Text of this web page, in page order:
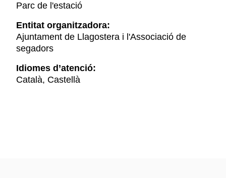
Parc de l'estació
Entitat organitzadora:
Ajuntament de Llagostera i l'Associació de
segadors
Idiomes d’atenció:
Català, Castellà